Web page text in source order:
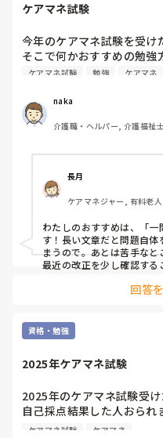
ケアマネ試験
今年のケアマネ試験を受け
そこで何かおすすめの勉強
ご助言いただけると嬉しい
ケアマネ試験 勉強 ケアマネ
naka
介護職・ヘルパー, 介護福祉
長月
ケアマネジャー, 有料老
わたしのおすすめは、「
す！長い文章だと問題自
まうので。あとは苦手な
最近の改正を少し確認する
回答
資格・勉強
2025年ケアマネ試験
2025年のケアマネ試験受
自己採点結果した人おられ
合格基準どれくらいだと思
ケアマネ試験 ケアマネ